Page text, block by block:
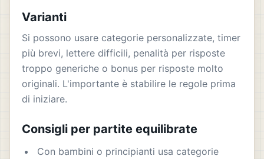
Varianti
Si possono usare categorie personalizzate, timer
più brevi, lettere difficili, penalità per risposte
troppo generiche o bonus per risposte molto
originali. L'importante è stabilire le regole prima
di iniziare.
Consigli per partite equilibrate
Con bambini o principianti usa categorie